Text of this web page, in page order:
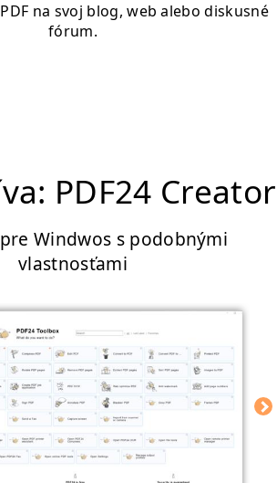
na svoj blog, web alebo diskusné
fórum.
PDF24 Creator
Windwos s podobnými
vlastnosťami